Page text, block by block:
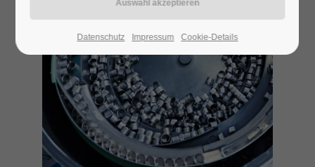
We offer support for our customers
Mon - Fri 8:00am - 5:00pm(GMT +1)
Get in touch
Cybersteel Inc.
376-293 City Road, Suite 600
San Francisco, CA 94102
Datenschutz Impressum Cookie-Details